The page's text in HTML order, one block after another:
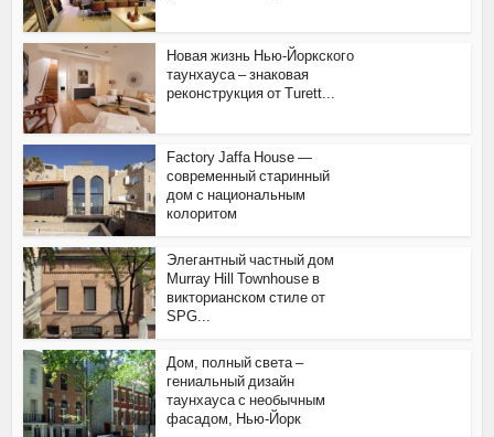
Новая жизнь Нью-Йоркского
таунхауса – знаковая
реконструкция от Turett...
Factory Jaffa House —
современный старинный
дом с национальным
колоритом
Элегантный частный дом
Murray Hill Townhouse в
викторианском стиле от
SPG...
Дом, полный света –
гениальный дизайн
таунхауса с необычным
фасадом, Нью-Йорк